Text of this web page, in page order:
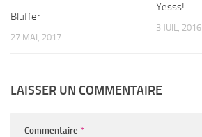
Bluffer
27 MAI, 2017
Yesss!
3 JUIL, 2016
LAISSER UN COMMENTAIRE
Commentaire *